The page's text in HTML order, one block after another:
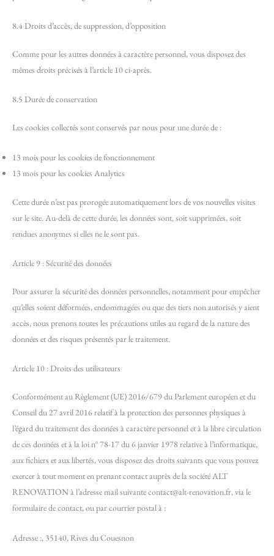
8.4 Droits d’accès, de suppression, d’opposition
Comme pour les autres données à caractère personnel, vous disposez des
mêmes droits précisés à l’article 10 ci-après.
8.5 Durée de conservation
Les cookies collectés sont conservés par nous pour une durée de :
13 mois pour les cookies de fonctionnement
13 mois pour les cookies Analytics
Cette durée n’est pas prorogée automatiquement lors de vos nouvelles visites
sur le site. Au-delà de cette durée, les données sont, soit supprimées, soit
rendues anonymes si elles ne le sont pas.
Article 9 : Sécurité des données
Pour assurer la sécurité des données personnelles, notamment pour empêcher
qu’elles soient déformées, endommagées ou que des tiers non autorisés y aient
accès, nous prenons toutes les précautions utiles au regard de la nature des
données et des risques présentés par le traitement.
Article 10 : Droits des utilisateurs
Conformément au Règlement (UE) 2016/679 du Parlement européen et du
Conseil du 27 avril 2016 relatif à la protection des personnes physiques à
l’égard du traitement des données à caractère personnel et à la libre circulation
de ces données et à la loi n° 78-17 du 6 janvier 1978 relative à l’informatique,
aux fichiers et aux libertés, vous disposez des droits suivants que vous pouvez
exercer à tout moment en prenant contact auprès de la société ALT
RENOVATION à l’adresse mail suivante contact@alt-renovation.fr, via le
formulaire de contact, ou par courrier postal à :
Adresse :, 35140, Rives du Couesnon